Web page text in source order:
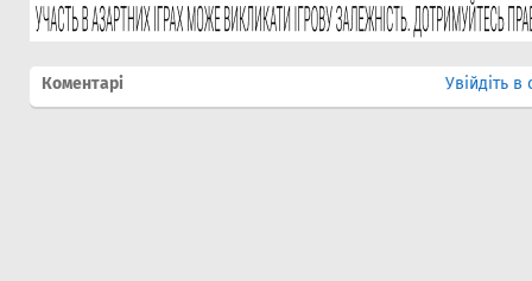
Коментарі Увійдіть в